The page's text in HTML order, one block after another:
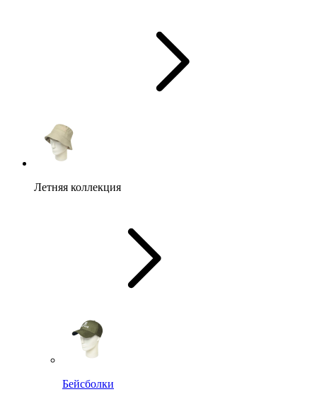
Летняя коллекция
Бейсболки